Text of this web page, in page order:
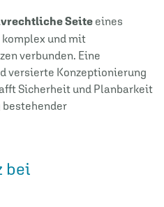
Seite eines
und mit
verbunden. Eine
versierte Konzeptionierung
Sicherheit und Planbarkeit
bestehender
bei